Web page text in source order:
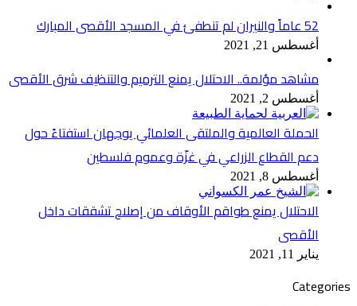
52 عاماً والنيران لم تنطفئ في المسجد الأقصى المبارك
أغسطس 21, 2021
مشاهد مؤلمة.. الاحتلال يمنع الترميم والتنظيف شرق الأقصى
أغسطس 2, 2021
الحملة العالمية والملتقى العلمائي يوجهان استفتاءً حول
دعم القطاع الزراعي في غزّة وعموم فلسطين
أغسطس 8, 2021
الاحتلال يمنع طواقم الأوقاف من إصلاح تشققات داخل
الأقصى
يناير 11, 2021
Categories